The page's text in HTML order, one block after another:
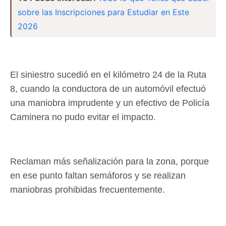
sobre las Inscripciones para Estudiar en Este
2026
El siniestro sucedió en el kilómetro 24 de la Ruta
8, cuando la conductora de un automóvil efectuó
una maniobra imprudente y un efectivo de Policía
Caminera no pudo evitar el impacto.
Reclaman más señalización para la zona, porque
en ese punto faltan semáforos y se realizan
maniobras prohibidas frecuentemente.